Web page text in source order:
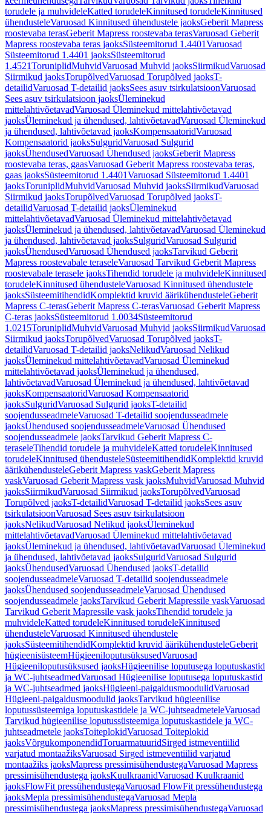
torudele ja muhvideleKatted torudeleKinnitused torudeleKinnitused
ühendusteleVaruosad Kinnitused ühendustele jaoksGeberit Mapress
roostevaba terasGeberit Mapress roostevaba terasVaruosad Geberit
Mapress roostevaba teras jaoksSüsteemitorud 1.4401Varuosad
Süsteemitorud 1.4401 jaoksSüsteemitorud
1.4521ToruniplidMuhvidVaruosad Muhvid jaoksSiirmikudVaruosad
Siirmikud jaoksTorupõlvedVaruosad Torupõlved jaoksT-
detailidVaruosad T-detailid jaoksSees asuv tsirkulatsioonVaruosad
Sees asuv tsirkulatsioon jaoksÜleminekud
mittelahtivõetavadVaruosad Üleminekud mittelahtivõetavad
jaoksÜleminekud ja ühendused, lahtivõetavadVaruosad Üleminekud
ja ühendused, lahtivõetavad jaoksKompensaatoridVaruosad
Kompensaatorid jaoksSulguridVaruosad Sulgurid
jaoksÜhendusedVaruosad Ühendused jaoksGeberit Mapress
roostevaba teras, gaasVaruosad Geberit Mapress roostevaba teras,
gaas jaoksSüsteemitorud 1.4401Varuosad Süsteemitorud 1.4401
jaoksToruniplidMuhvidVaruosad Muhvid jaoksSiirmikudVaruosad
Siirmikud jaoksTorupõlvedVaruosad Torupõlved jaoksT-
detailidVaruosad T-detailid jaoksÜleminekud
mittelahtivõetavadVaruosad Üleminekud mittelahtivõetavad
jaoksÜleminekud ja ühendused, lahtivõetavadVaruosad Üleminekud
ja ühendused, lahtivõetavad jaoksSulguridVaruosad Sulgurid
jaoksÜhendusedVaruosad Ühendused jaoksTarvikud Geberit
Mapress roostevabale teraseleVaruosad Tarvikud Geberit Mapress
roostevabale terasele jaoksTihendid torudele ja muhvideleKinnitused
torudeleKinnitused ühendusteleVaruosad Kinnitused ühendustele
jaoksSüsteemitihendidKomplektid kruvid äärikühendusteleGeberit
Mapress C-terasGeberit Mapress C-terasVaruosad Geberit Mapress
C-teras jaoksSüsteemitorud 1.0034Süsteemitorud
1.0215ToruniplidMuhvidVaruosad Muhvid jaoksSiirmikudVaruosad
Siirmikud jaoksTorupõlvedVaruosad Torupõlved jaoksT-
detailidVaruosad T-detailid jaoksNelikudVaruosad Nelikud
jaoksÜleminekud mittelahtivõetavadVaruosad Üleminekud
mittelahtivõetavad jaoksÜleminekud ja ühendused,
lahtivõetavadVaruosad Üleminekud ja ühendused, lahtivõetavad
jaoksKompensaatoridVaruosad Kompensaatorid
jaoksSulguridVaruosad Sulgurid jaoksT-detailid
soojendusseadmeleVaruosad T-detailid soojendusseadmele
jaoksÜhendused soojendusseadmeleVaruosad Ühendused
soojendusseadmele jaoksTarvikud Geberit Mapress C-
teraseleTihendid torudele ja muhvideleKatted torudeleKinnitused
torudeleKinnitused ühendusteleSüsteemitihendidKomplektid kruvid
äärikühendusteleGeberit Mapress vaskGeberit Mapress
vaskVaruosad Geberit Mapress vask jaoksMuhvidVaruosad Muhvid
jaoksSiirmikudVaruosad Siirmikud jaoksTorupõlvedVaruosad
Torupõlved jaoksT-detailidVaruosad T-detailid jaoksSees asuv
tsirkulatsioonVaruosad Sees asuv tsirkulatsioon
jaoksNelikudVaruosad Nelikud jaoksÜleminekud
mittelahtivõetavadVaruosad Üleminekud mittelahtivõetavad
jaoksÜleminekud ja ühendused, lahtivõetavadVaruosad Üleminekud
ja ühendused, lahtivõetavad jaoksSulguridVaruosad Sulgurid
jaoksÜhendusedVaruosad Ühendused jaoksT-detailid
soojendusseadmeleVaruosad T-detailid soojendusseadmele
jaoksÜhendused soojendusseadmeleVaruosad Ühendused
soojendusseadmele jaoksTarvikud Geberit Mapressile vaskVaruosad
Tarvikud Geberit Mapressile vask jaoksTihendid torudele ja
muhvideleKatted torudeleKinnitused torudeleKinnitused
ühendusteleVaruosad Kinnitused ühendustele
jaoksSüsteemitihendidKomplektid kruvid äärikühendusteleGeberit
hügieenisüsteemHügieeniloputusüksusedVaruosad
Hügieeniloputusüksused jaoksHügieenilise loputusega loputuskastid
ja WC-juhtseadmedVaruosad Hügieenilise loputusega loputuskastid
ja WC-juhtseadmed jaoksHügieeni-paigaldusmoodulidVaruosad
Hügieeni-paigaldusmoodulid jaoksTarvikud hügieenilise
loputussüsteemiga loputuskastidele ja WC-juhtseadmeteleVaruosad
Tarvikud hügieenilise loputussüsteemiga loputuskastidele ja WC-
juhtseadmetele jaoksToiteplokidVaruosad Toiteplokid
jaoksVõrgukomponendidToruarmatuuridSirged istmeventiilid
varjatud montaažiksVaruosad Sirged istmeventiilid varjatud
montaažiks jaoksMapress pressimisühendustegaVaruosad Mapress
pressimisühendustega jaoksKuulkraanidVaruosad Kuulkraanid
jaoksFlowFit pressühendustegaVaruosad FlowFit pressühendustega
jaoksMepla pressimisühendustegaVaruosad Mepla
pressimisühendustega jaoksMapress pressimisühendustegaVaruosad